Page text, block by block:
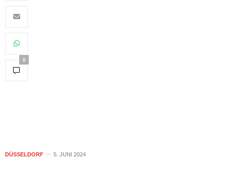
0
DÜSSELDORF 5. JUNI 2024